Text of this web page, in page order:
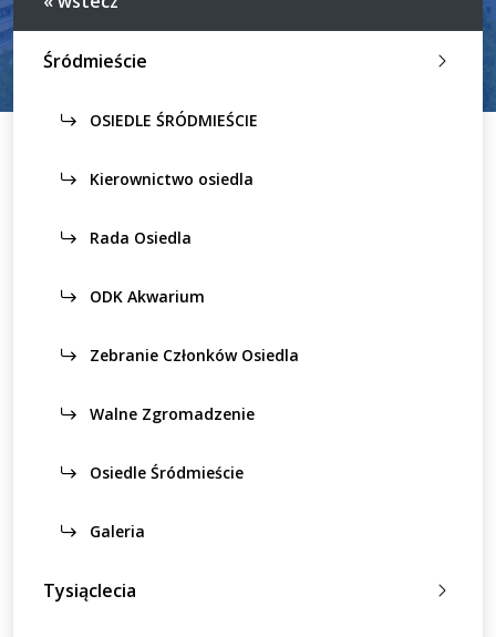
Śródmieście
OSIEDLE ŚRÓDMIEŚCIE
Kierownictwo osiedla
Rada Osiedla
ODK Akwarium
Zebranie Członków Osiedla
Walne Zgromadzenie
Osiedle Śródmieście
Galeria
Tysiąclecia